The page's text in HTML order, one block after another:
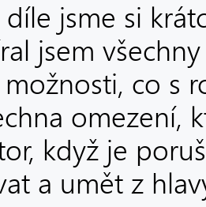
jsme si
jsem
co s
omezení,
když je
a umět z